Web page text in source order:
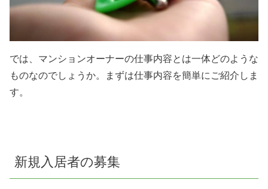
では、マンションオーナーの仕事内容とは一体どのような
ものなのでしょうか。まずは仕事内容を簡単にご紹介しま
す。
新規入居者の募集